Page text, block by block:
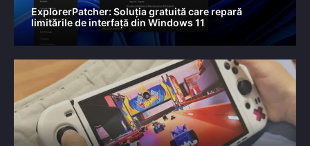
ExplorerPatcher: Soluția gratuită care repară
limitările de interfață din Windows 11